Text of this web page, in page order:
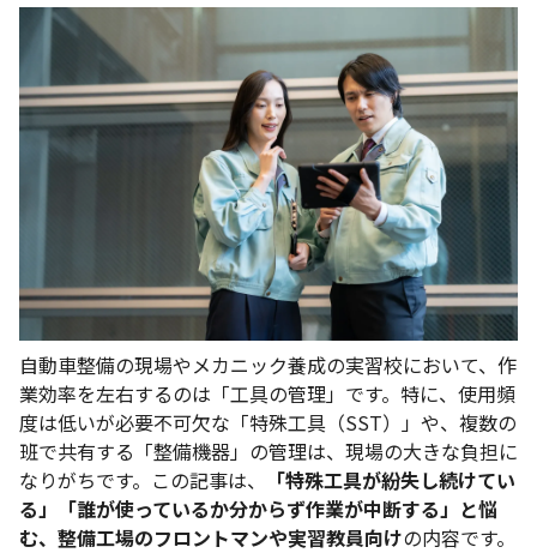
自動車整備の現場やメカニック養成の実習校において、作
業効率を左右するのは「工具の管理」です。特に、使用頻
度は低いが必要不可欠な「特殊工具（SST）」や、複数の
班で共有する「整備機器」の管理は、現場の大きな負担に
なりがちです。この記事は、
「特殊工具が紛失し続けてい
る」「誰が使っているか分からず作業が中断する」と悩
む、整備工場のフロントマンや実習教員向けの内容です。